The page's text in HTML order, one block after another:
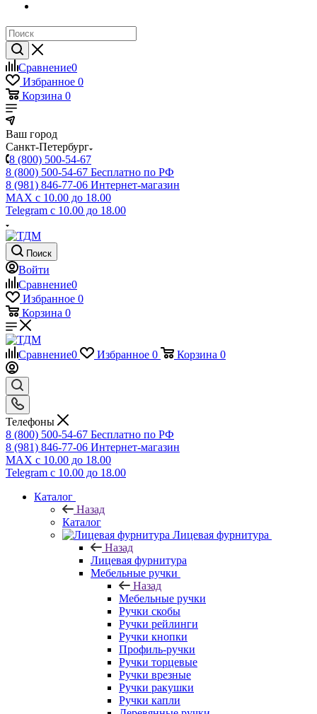
Сравнение0
Избранное 0
Корзина 0
Ваш город
Санкт-Петербург
8 (800) 500-54-67
8 (800) 500-54-67 Бесплатно по РФ
8 (981) 846-77-06 Интернет-магазин
MAX с 10.00 до 18.00
Telegram с 10.00 до 18.00
Поиск
Войти
Сравнение0
Избранное 0
Корзина 0
Сравнение0 Избранное 0 Корзина 0
Телефоны
8 (800) 500-54-67 Бесплатно по РФ
8 (981) 846-77-06 Интернет-магазин
MAX с 10.00 до 18.00
Telegram с 10.00 до 18.00
Каталог
Назад
Каталог
Лицевая фурнитура
Назад
Лицевая фурнитура
Мебельные ручки
Назад
Мебельные ручки
Ручки скобы
Ручки рейлинги
Ручки кнопки
Профиль-ручки
Ручки торцевые
Ручки врезные
Ручки ракушки
Ручки капли